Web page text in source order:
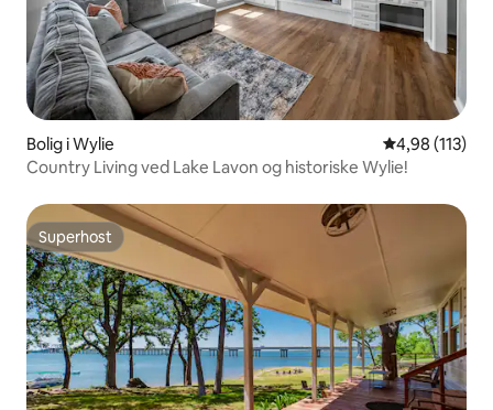
Bolig i Wylie 4,98 ud af 5 i
4,98 (113)
Country Living ved Lake Lavon og historiske Wylie!
Superhost
Superhost